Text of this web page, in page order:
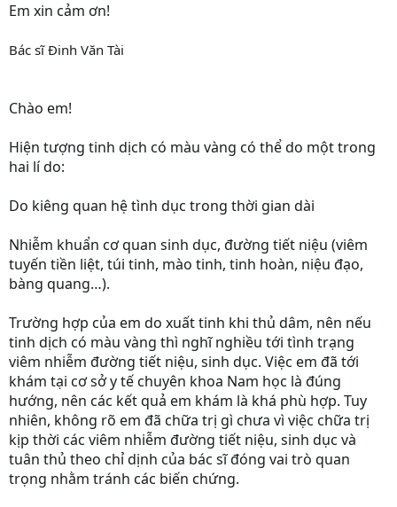
Em xin cảm ơn!
Bác sĩ Đinh Văn Tài
Chào em!
Hiện tượng tinh dịch có màu vàng có thể do một trong
hai lí do:
Do kiêng quan hệ tình dục trong thời gian dài
Nhiễm khuẩn cơ quan sinh dục, đường tiết niệu (viêm
tuyến tiền liệt, túi tinh, mào tinh, tinh hoàn, niệu đạo,
bàng quang…).
Trường hợp của em do xuất tinh khi thủ dâm, nên nếu
tinh dịch có màu vàng thì nghĩ nghiều tới tình trạng
viêm nhiễm đường tiết niệu, sinh dục. Việc em đã tới
khám tại cơ sở y tế chuyên khoa Nam học là đúng
hướng, nên các kết quả em khám là khá phù hợp. Tuy
nhiên, không rõ em đã chữa trị gì chưa vì việc chữa trị
kịp thời các viêm nhiễm đường tiết niệu, sinh dục và
tuân thủ theo chỉ dịnh của bác sĩ đóng vai trò quan
trọng nhằm tránh các biến chứng.